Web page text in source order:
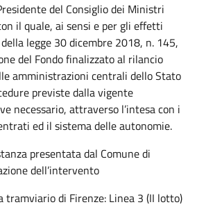
del Consiglio dei Ministri
il quale, ai sensi e per gli effetti
legge 30 dicembre 2018, n. 145,
del Fondo finalizzato al rilancio
amministrazioni centrali dello Stato
previste dalla vigente
necessario, attraverso l’intesa con i
ed il sistema delle autonomie.
presentata dal Comune di
dell’intervento
tramviario di Firenze: Linea 3 (II lotto)